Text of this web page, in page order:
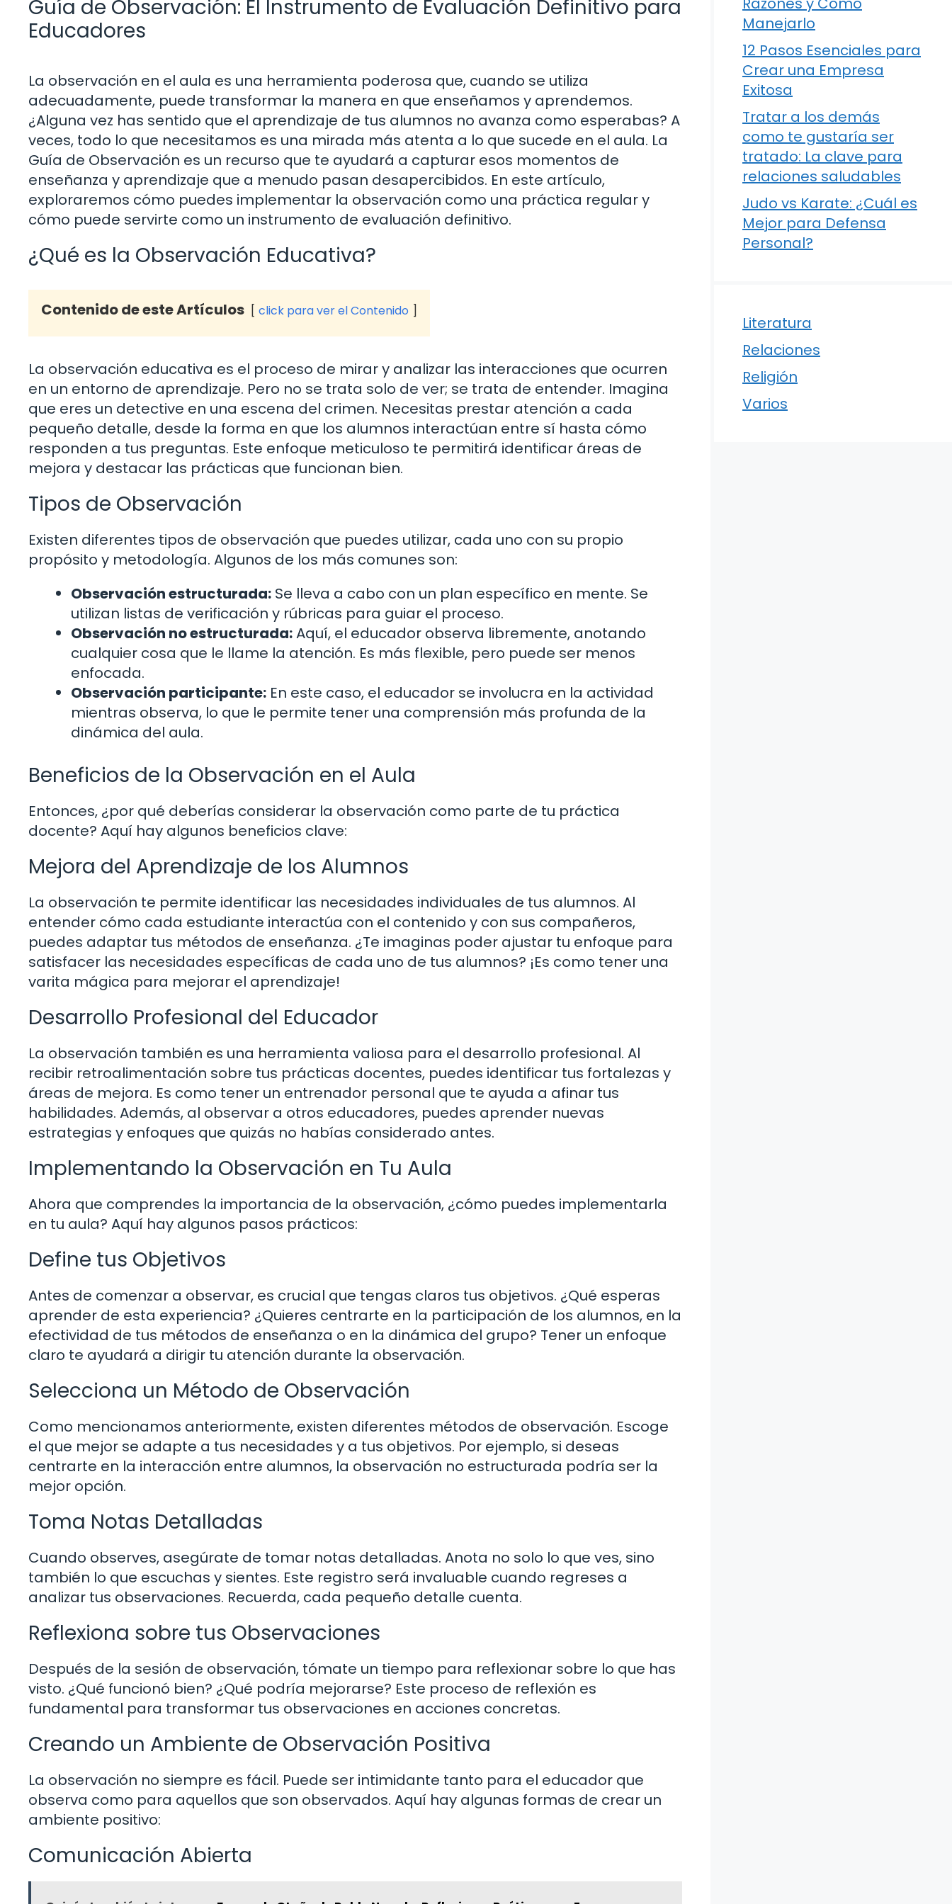
Guía de Observación: El Instrumento de Evaluación Definitivo para
Educadores
La observación en el aula es una herramienta poderosa que, cuando se utiliza
adecuadamente, puede transformar la manera en que enseñamos y aprendemos.
¿Alguna vez has sentido que el aprendizaje de tus alumnos no avanza como esperabas? A
veces, todo lo que necesitamos es una mirada más atenta a lo que sucede en el aula. La
Guía de Observación es un recurso que te ayudará a capturar esos momentos de
enseñanza y aprendizaje que a menudo pasan desapercibidos. En este artículo,
exploraremos cómo puedes implementar la observación como una práctica regular y
cómo puede servirte como un instrumento de evaluación definitivo.
¿Qué es la Observación Educativa?
Contenido de este Artículos click para ver el Contenido
La observación educativa es el proceso de mirar y analizar las interacciones que ocurren
en un entorno de aprendizaje. Pero no se trata solo de ver; se trata de entender. Imagina
que eres un detective en una escena del crimen. Necesitas prestar atención a cada
pequeño detalle, desde la forma en que los alumnos interactúan entre sí hasta cómo
responden a tus preguntas. Este enfoque meticuloso te permitirá identificar áreas de
mejora y destacar las prácticas que funcionan bien.
Tipos de Observación
Existen diferentes tipos de observación que puedes utilizar, cada uno con su propio
propósito y metodología. Algunos de los más comunes son:
Observación estructurada: Se lleva a cabo con un plan específico en mente. Se
utilizan listas de verificación y rúbricas para guiar el proceso.
Observación no estructurada:Aquí, el educador observa libremente, anotando
cualquier cosa que le llame la atención. Es más flexible, pero puede ser menos
enfocada.
Observación participante: En este caso, el educador se involucra en la actividad
mientras observa, lo que le permite tener una comprensión más profunda de la
dinámica del aula.
Beneficios de la Observación en el Aula
Entonces, ¿por qué deberías considerar la observación como parte de tu práctica
docente? Aquí hay algunos beneficios clave:
Mejora del Aprendizaje de los Alumnos
La observación te permite identificar las necesidades individuales de tus alumnos. Al
entender cómo cada estudiante interactúa con el contenido y con sus compañeros,
puedes adaptar tus métodos de enseñanza. ¿Te imaginas poder ajustar tu enfoque para
satisfacer las necesidades específicas de cada uno de tus alumnos? ¡Es como tener una
varita mágica para mejorar el aprendizaje!
Desarrollo Profesional del Educador
La observación también es una herramienta valiosa para el desarrollo profesional. Al
recibir retroalimentación sobre tus prácticas docentes, puedes identificar tus fortalezas y
áreas de mejora. Es como tener un entrenador personal que te ayuda a afinar tus
habilidades. Además, al observar a otros educadores, puedes aprender nuevas
estrategias y enfoques que quizás no habías considerado antes.
Implementando la Observación en Tu Aula
Ahora que comprendes la importancia de la observación, ¿cómo puedes implementarla
en tu aula? Aquí hay algunos pasos prácticos:
Define tus Objetivos
Antes de comenzar a observar, es crucial que tengas claros tus objetivos. ¿Qué esperas
aprender de esta experiencia? ¿Quieres centrarte en la participación de los alumnos, en la
efectividad de tus métodos de enseñanza o en la dinámica del grupo? Tener un enfoque
claro te ayudará a dirigir tu atención durante la observación.
Selecciona un Método de Observación
Como mencionamos anteriormente, existen diferentes métodos de observación. Escoge
el que mejor se adapte a tus necesidades y a tus objetivos. Por ejemplo, si deseas
centrarte en la interacción entre alumnos, la observación no estructurada podría ser la
mejor opción.
Toma Notas Detalladas
Cuando observes, asegúrate de tomar notas detalladas. Anota no solo lo que ves, sino
también lo que escuchas y sientes. Este registro será invaluable cuando regreses a
analizar tus observaciones. Recuerda, cada pequeño detalle cuenta.
Reflexiona sobre tus Observaciones
Después de la sesión de observación, tómate un tiempo para reflexionar sobre lo que has
visto. ¿Qué funcionó bien? ¿Qué podría mejorarse? Este proceso de reflexión es
fundamental para transformar tus observaciones en acciones concretas.
Creando un Ambiente de Observación Positiva
La observación no siempre es fácil. Puede ser intimidante tanto para el educador que
observa como para aquellos que son observados. Aquí hay algunas formas de crear un
ambiente positivo:
Comunicación Abierta
Manejarlo
12 Pasos Esenciales para
Crear una Empresa
Exitosa
Tratar a los demás
como te gustaría ser
tratado: La clave para
relaciones saludables
Judo vs Karate: ¿Cuál es
Mejor para Defensa
Personal?
Literatura
Relaciones
Religión
Varios